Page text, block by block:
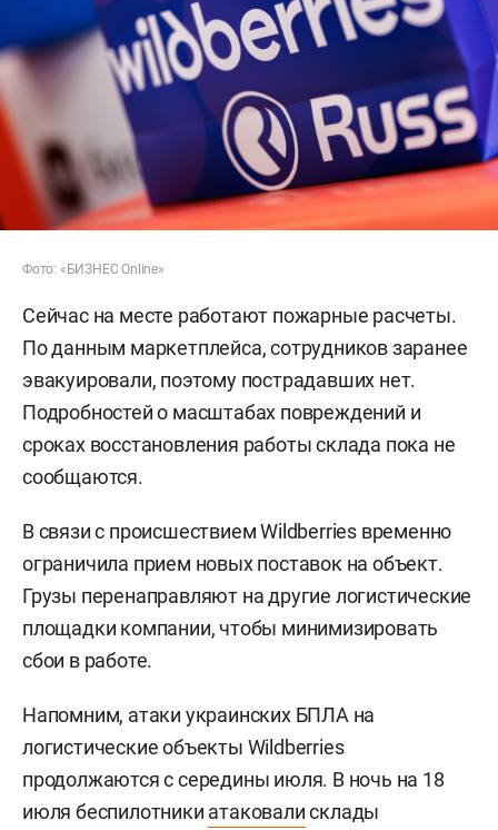
Фото: «БИЗНЕС Online»
Сейчас на месте работают пожарные расчеты.
По данным маркетплейса, сотрудников заранее
эвакуировали, поэтому пострадавших нет.
Подробностей о масштабах повреждений и
сроках восстановления работы склада пока не
сообщаются.
В связи с происшествием Wildberries временно
ограничила прием новых поставок на объект.
Грузы перенаправляют на другие логистические
площадки компании, чтобы минимизировать
сбои в работе.
Напомним, атаки украинских БПЛА на
логистические объекты Wildberries
продолжаются с середины июля. В ночь на 18
июля беспилотники атаковалисклады